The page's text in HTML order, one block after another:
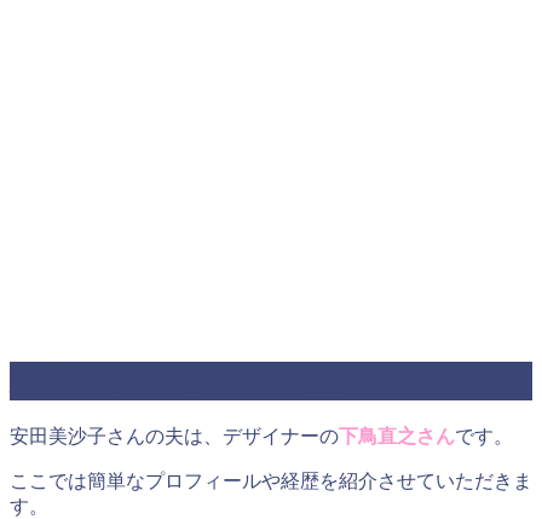
安田美沙子さんの夫は、デザイナーの下鳥直之さんです。
ここでは簡単なプロフィールや経歴を紹介させていただきま
す。